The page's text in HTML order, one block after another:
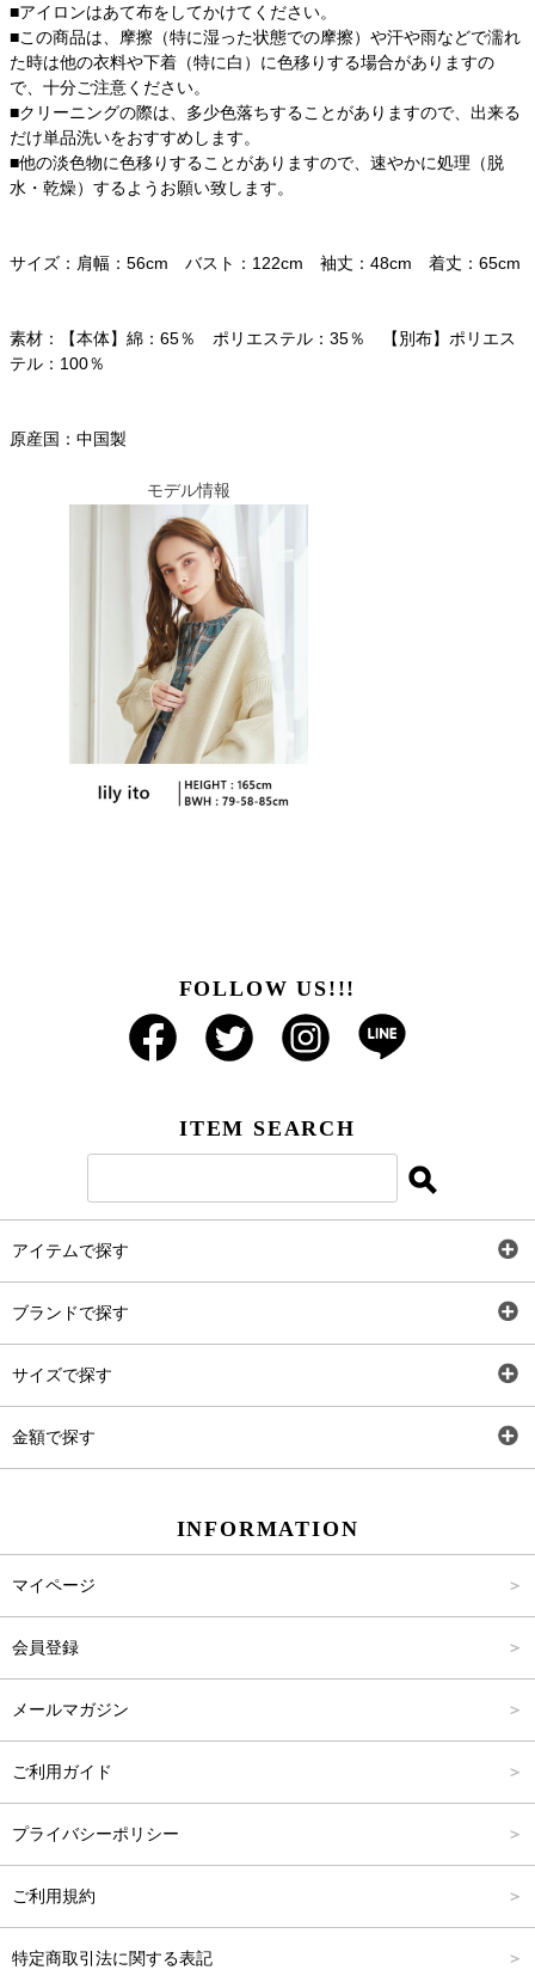
■アイロンはあて布をしてかけてください。
■この商品は、摩擦（特に湿った状態での摩擦）や汗や雨などで濡れ
た時は他の衣料や下着（特に白）に色移りする場合がありますの
で、十分ご注意ください。
■クリーニングの際は、多少色落ちすることがありますので、出来る
だけ単品洗いをおすすめします。
■他の淡色物に色移りすることがありますので、速やかに処理（脱
水・乾燥）するようお願い致します。
サイズ：肩幅：56cm バスト：122cm 袖丈：48cm 着丈：65cm
素材：【本体】綿：65％ ポリエステル：35％ 【別布】ポリエス
テル：100％
原産国：中国製
モデル情報
FOLLOW US!!!
ITEM SEARCH
アイテムで探す
ブランドで探す
サイズで探す
金額で探す
INFORMATION
マイページ
会員登録
メールマガジン
ご利用ガイド
プライバシーポリシー
ご利用規約
特定商取引法に関する表記